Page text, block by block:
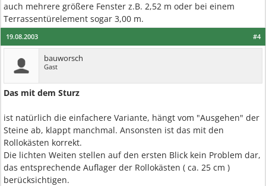
auch mehrere größere Fenster z.B. 2,52 m oder bei einem
Terrassentürelement sogar 3,00 m.
#4
19.08.2003
bauworsch
Gast
Das mit dem Sturz
ist natürlich die einfachere Variante, hängt vom "Ausgehen" der
Steine ab, klappt manchmal. Ansonsten ist das mit den
Rollokästen korrekt.
Die lichten Weiten stellen auf den ersten Blick kein Problem dar,
das entsprechende Auflager der Rollokästen ( ca. 25 cm )
berücksichtigen.